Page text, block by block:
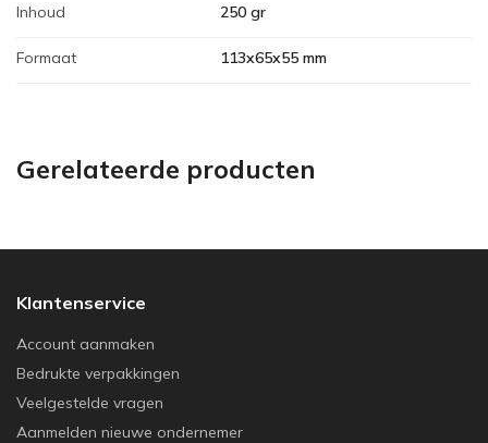
Inhoud 250 gr
Formaat 113x65x55 mm
Gerelateerde producten
Klantenservice
Account aanmaken
Bedrukte verpakkingen
Veelgestelde vragen
Aanmelden nieuwe ondernemer